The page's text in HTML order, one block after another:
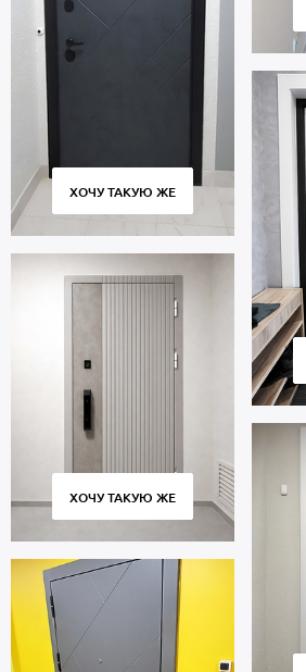
ХОЧУ ТАКУЮ ЖЕ
ХОЧУ ТАКУЮ ЖЕ